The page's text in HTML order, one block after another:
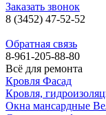
Заказать звонок
8 (3452) 47-52-52
Обратная связь
8-961-205-88-80
Всё для ремонта
Кровля Фасад
Кровля,
Окна мансардные